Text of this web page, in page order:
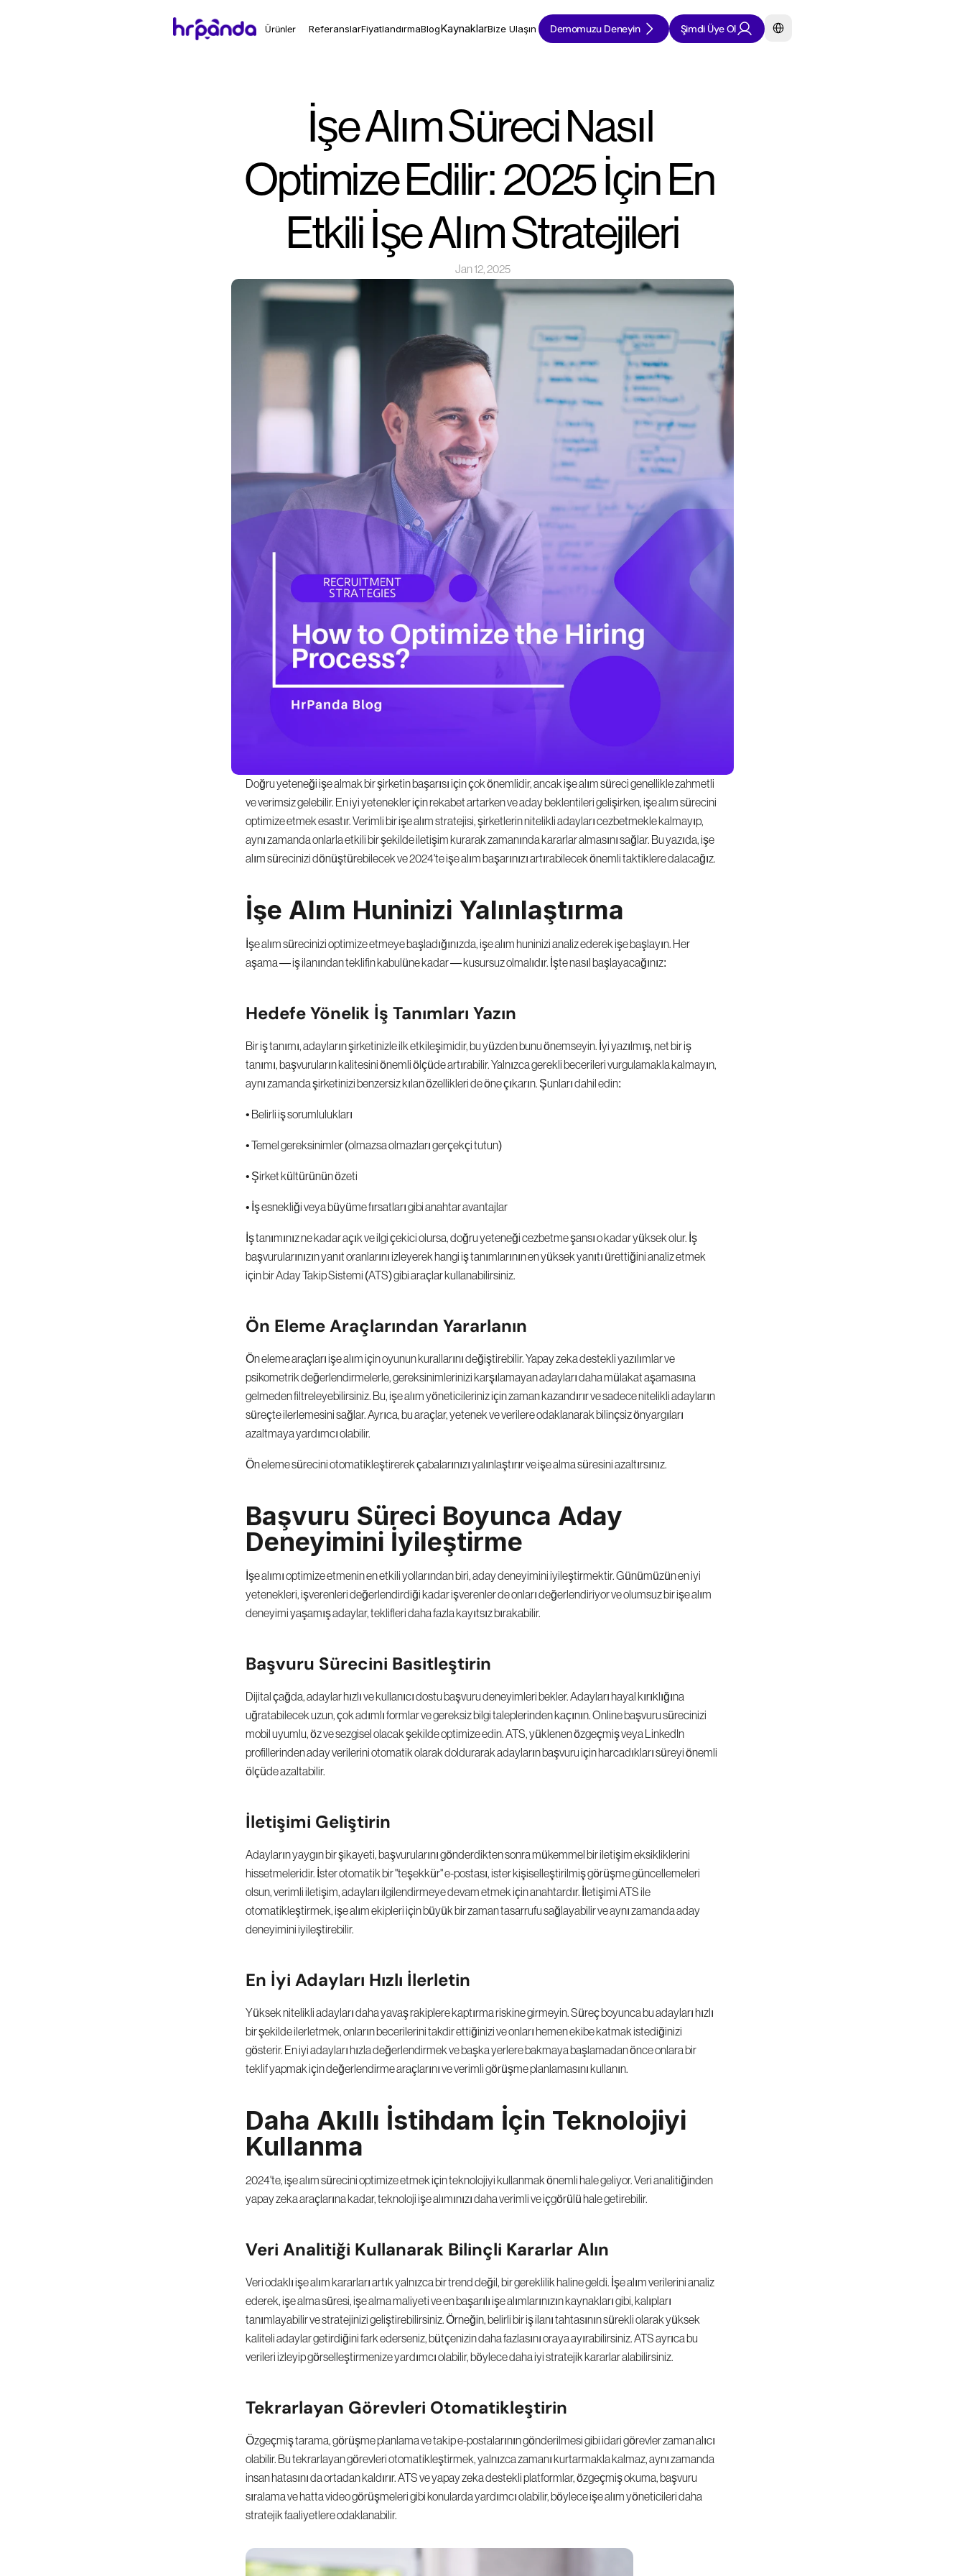
Ürünler ReferanslarFiyatlandırmaBlogKaynaklarBize Ulaşın Demomuzu Deneyin Şimdi Üye Ol
İşe Alım Süreci Nasıl
Optimize Edilir: 2025 İçin En
Etkili İşe Alım Stratejileri
Jan 12, 2025
Doğru yeteneği işe almak bir şirketin başarısı için çok önemlidir, ancak işe alım süreci genellikle zahmetli
ve verimsiz gelebilir. En iyi yetenekler için rekabet artarken ve aday beklentileri gelişirken, işe alım sürecini
optimize etmek esastır. Verimli bir işe alım stratejisi, şirketlerin nitelikli adayları cezbetmekle kalmayıp,
aynı zamanda onlarla etkili bir şekilde iletişim kurarak zamanında kararlar almasını sağlar. Bu yazıda, işe
alım sürecinizi dönüştürebilecek ve 2024'te işe alım başarınızı artırabilecek önemli taktiklere dalacağız.
İşe Alım Huninizi Yalınlaştırma
İşe alım sürecinizi optimize etmeye başladığınızda, işe alım huninizi analiz ederek işe başlayın. Her
aşama — iş ilanından teklifin kabulüne kadar — kusursuz olmalıdır. İşte nasıl başlayacağınız:
Hedefe Yönelik İş Tanımları Yazın
Bir iş tanımı, adayların şirketinizle ilk etkileşimidir, bu yüzden bunu önemseyin. İyi yazılmış, net bir iş
tanımı, başvuruların kalitesini önemli ölçüde artırabilir. Yalnızca gerekli becerileri vurgulamakla kalmayın,
aynı zamanda şirketinizi benzersiz kılan özellikleri de öne çıkarın. Şunları dahil edin:
• Belirli iş sorumlulukları
• Temel gereksinimler (olmazsa olmazları gerçekçi tutun)
• Şirket kültürünün özeti
• İş esnekliği veya büyüme fırsatları gibi anahtar avantajlar
İş tanımınız ne kadar açık ve ilgi çekici olursa, doğru yeteneği cezbetme şansı o kadar yüksek olur. İş
başvurularınızın yanıt oranlarını izleyerek hangi iş tanımlarının en yüksek yanıtı ürettiğini analiz etmek
için bir Aday Takip Sistemi (ATS) gibi araçlar kullanabilirsiniz.
Ön Eleme Araçlarından Yararlanın
Ön eleme araçları işe alım için oyunun kurallarını değiştirebilir. Yapay zeka destekli yazılımlar ve
psikometrik değerlendirmelerle, gereksinimlerinizi karşılamayan adayları daha mülakat aşamasına
gelmeden filtreleyebilirsiniz. Bu, işe alım yöneticileriniz için zaman kazandırır ve sadece nitelikli adayların
süreçte ilerlemesini sağlar. Ayrıca, bu araçlar, yetenek ve verilere odaklanarak bilinçsiz önyargıları
azaltmaya yardımcı olabilir.
Ön eleme sürecini otomatikleştirerek çabalarınızı yalınlaştırır ve işe alma süresini azaltırsınız.
Başvuru Süreci Boyunca Aday
Deneyimini İyileştirme
İşe alımı optimize etmenin en etkili yollarından biri, aday deneyimini iyileştirmektir. Günümüzün en iyi
yetenekleri, işverenleri değerlendirdiği kadar işverenler de onları değerlendiriyor ve olumsuz bir işe alım
deneyimi yaşamış adaylar, teklifleri daha fazla kayıtsız bırakabilir.
Başvuru Sürecini Basitleştirin
Dijital çağda, adaylar hızlı ve kullanıcı dostu başvuru deneyimleri bekler. Adayları hayal kırıklığına
uğratabilecek uzun, çok adımlı formlar ve gereksiz bilgi taleplerinden kaçının. Online başvuru sürecinizi
mobil uyumlu, öz ve sezgisel olacak şekilde optimize edin. ATS, yüklenen özgeçmiş veya LinkedIn
profillerinden aday verilerini otomatik olarak doldurarak adayların başvuru için harcadıkları süreyi önemli
ölçüde azaltabilir.
İletişimi Geliştirin
Adayların yaygın bir şikayeti, başvurularını gönderdikten sonra mükemmel bir iletişim eksikliklerini
hissetmeleridir. İster otomatik bir "teşekkür" e-postası, ister kişiselleştirilmiş görüşme güncellemeleri
olsun, verimli iletişim, adayları ilgilendirmeye devam etmek için anahtardır. İletişimi ATS ile
otomatikleştirmek, işe alım ekipleri için büyük bir zaman tasarrufu sağlayabilir ve aynı zamanda aday
deneyimini iyileştirebilir.
En İyi Adayları Hızlı İlerletin
Yüksek nitelikli adayları daha yavaş rakiplere kaptırma riskine girmeyin. Süreç boyunca bu adayları hızlı
bir şekilde ilerletmek, onların becerilerini takdir ettiğinizi ve onları hemen ekibe katmak istediğinizi
gösterir. En iyi adayları hızla değerlendirmek ve başka yerlere bakmaya başlamadan önce onlara bir
teklif yapmak için değerlendirme araçlarını ve verimli görüşme planlamasını kullanın.
Daha Akıllı İstihdam İçin Teknolojiyi
Kullanma
2024'te, işe alım sürecini optimize etmek için teknolojiyi kullanmak önemli hale geliyor. Veri analitiğinden
yapay zeka araçlarına kadar, teknoloji işe alımınızı daha verimli ve içgörülü hale getirebilir.
Veri Analitiği Kullanarak Bilinçli Kararlar Alın
Veri odaklı işe alım kararları artık yalnızca bir trend değil, bir gereklilik haline geldi. İşe alım verilerini analiz
ederek, işe alma süresi, işe alma maliyeti ve en başarılı işe alımlarınızın kaynakları gibi, kalıpları
tanımlayabilir ve stratejinizi geliştirebilirsiniz. Örneğin, belirli bir iş ilanı tahtasının sürekli olarak yüksek
kaliteli adaylar getirdiğini fark ederseniz, bütçenizin daha fazlasını oraya ayırabilirsiniz. ATS ayrıca bu
verileri izleyip görselleştirmenize yardımcı olabilir, böylece daha iyi stratejik kararlar alabilirsiniz.
Tekrarlayan Görevleri Otomatikleştirin
Özgeçmiş tarama, görüşme planlama ve takip e-postalarının gönderilmesi gibi idari görevler zaman alıcı
olabilir. Bu tekrarlayan görevleri otomatikleştirmek, yalnızca zamanı kurtarmakla kalmaz, aynı zamanda
insan hatasını da ortadan kaldırır. ATS ve yapay zeka destekli platformlar, özgeçmiş okuma, başvuru
sıralama ve hatta video görüşmeleri gibi konularda yardımcı olabilir, böylece işe alım yöneticileri daha
stratejik faaliyetlere odaklanabilir.